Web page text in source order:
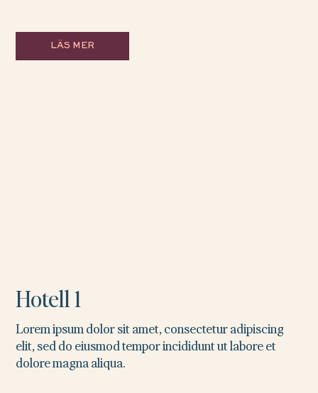
LÄS MER
Hotell 1
Lorem ipsum dolor sit amet, consectetur adipiscing
elit, sed do eiusmod tempor incididunt ut labore et
dolore magna aliqua.